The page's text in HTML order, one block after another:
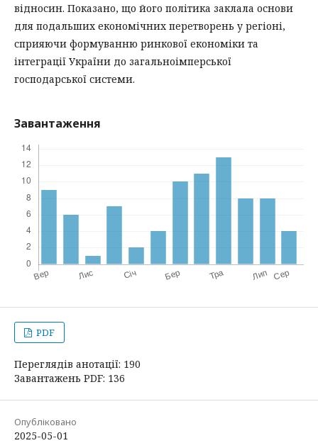
відносин. Показано, що його політика заклала основи
для подальших економічних перетворень у регіоні,
сприяючи формуванню ринкової економіки та
інтеграції України до загальноімперської
господарської системи.
Завантаження
PDF
Переглядів анотації: 190
Завантажень PDF: 136
Опубліковано
2025-05-01